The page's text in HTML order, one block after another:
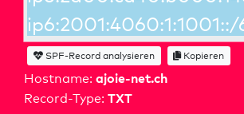
Hostname: ajoie-net.ch
Record-Type: TXT
SPF-Record analysieren Kopieren